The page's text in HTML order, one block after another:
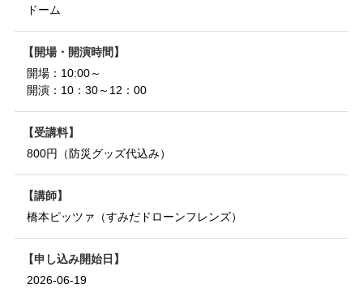
ドーム
開場・開演時間
開場：10:00～
開演：10：30～12：00
受講料
800円（防災グッズ代込み）
講師
橋本ピッツァ（すみだドローンフレンズ）
申し込み開始日
2026-06-19